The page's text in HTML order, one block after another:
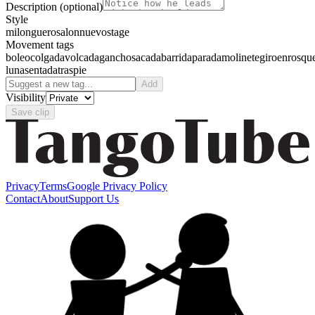
Description (optional)
Style
milonguerosalonnuevostage
Movement tags
boleocolgadavolcadaganchosacadabarridaparadamolinetegiro
lunasentadatraspie
Add
Visibility
Save clip
PrivacyTermsGoogle Privacy Policy
ContactAboutSupport Us